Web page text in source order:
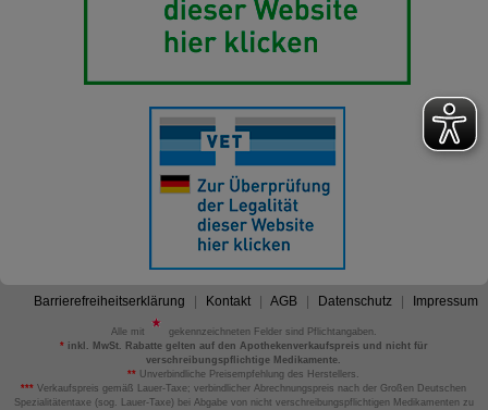
Barrierefreiheitserklärung Kontakt AGB Datenschutz Impressum
Alle mit
gekennzeichneten Felder sind Pflichtangaben.
*inkl. MwSt. Rabatte gelten auf den Apothekenverkaufspreis und nicht für
verschreibungspflichtige Medikamente.
** Unverbindliche Preisempfehlung des Herstellers.
*** Verkaufspreis gemäß Lauer-Taxe; verbindlicher Abrechnungspreis nach der Großen Deutschen
Spezialitätentaxe (sog. Lauer-Taxe) bei Abgabe von nicht verschreibungspflichtigen Medikamenten zu